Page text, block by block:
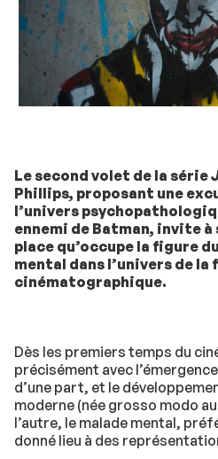
Le second volet de la série
Phillips, proposant une
l’univers
ennemi de Batman, invite
place qu’occupe la figure
mental dans l’univers de
cinématographique.
Dès les premiers temps du
précisément avec
d’une part, et le
moderne (née grosso modo
l’autre, le malade mental,
donné lieu à des